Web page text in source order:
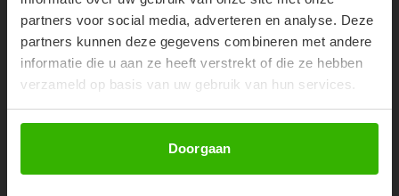
partners voor social media, adverteren en analyse. Deze
partners kunnen deze gegevens combineren met andere
informatie die u aan ze heeft verstrekt of die ze hebben
verzameld op basis van uw gebruik van hun services.
Doorgaan